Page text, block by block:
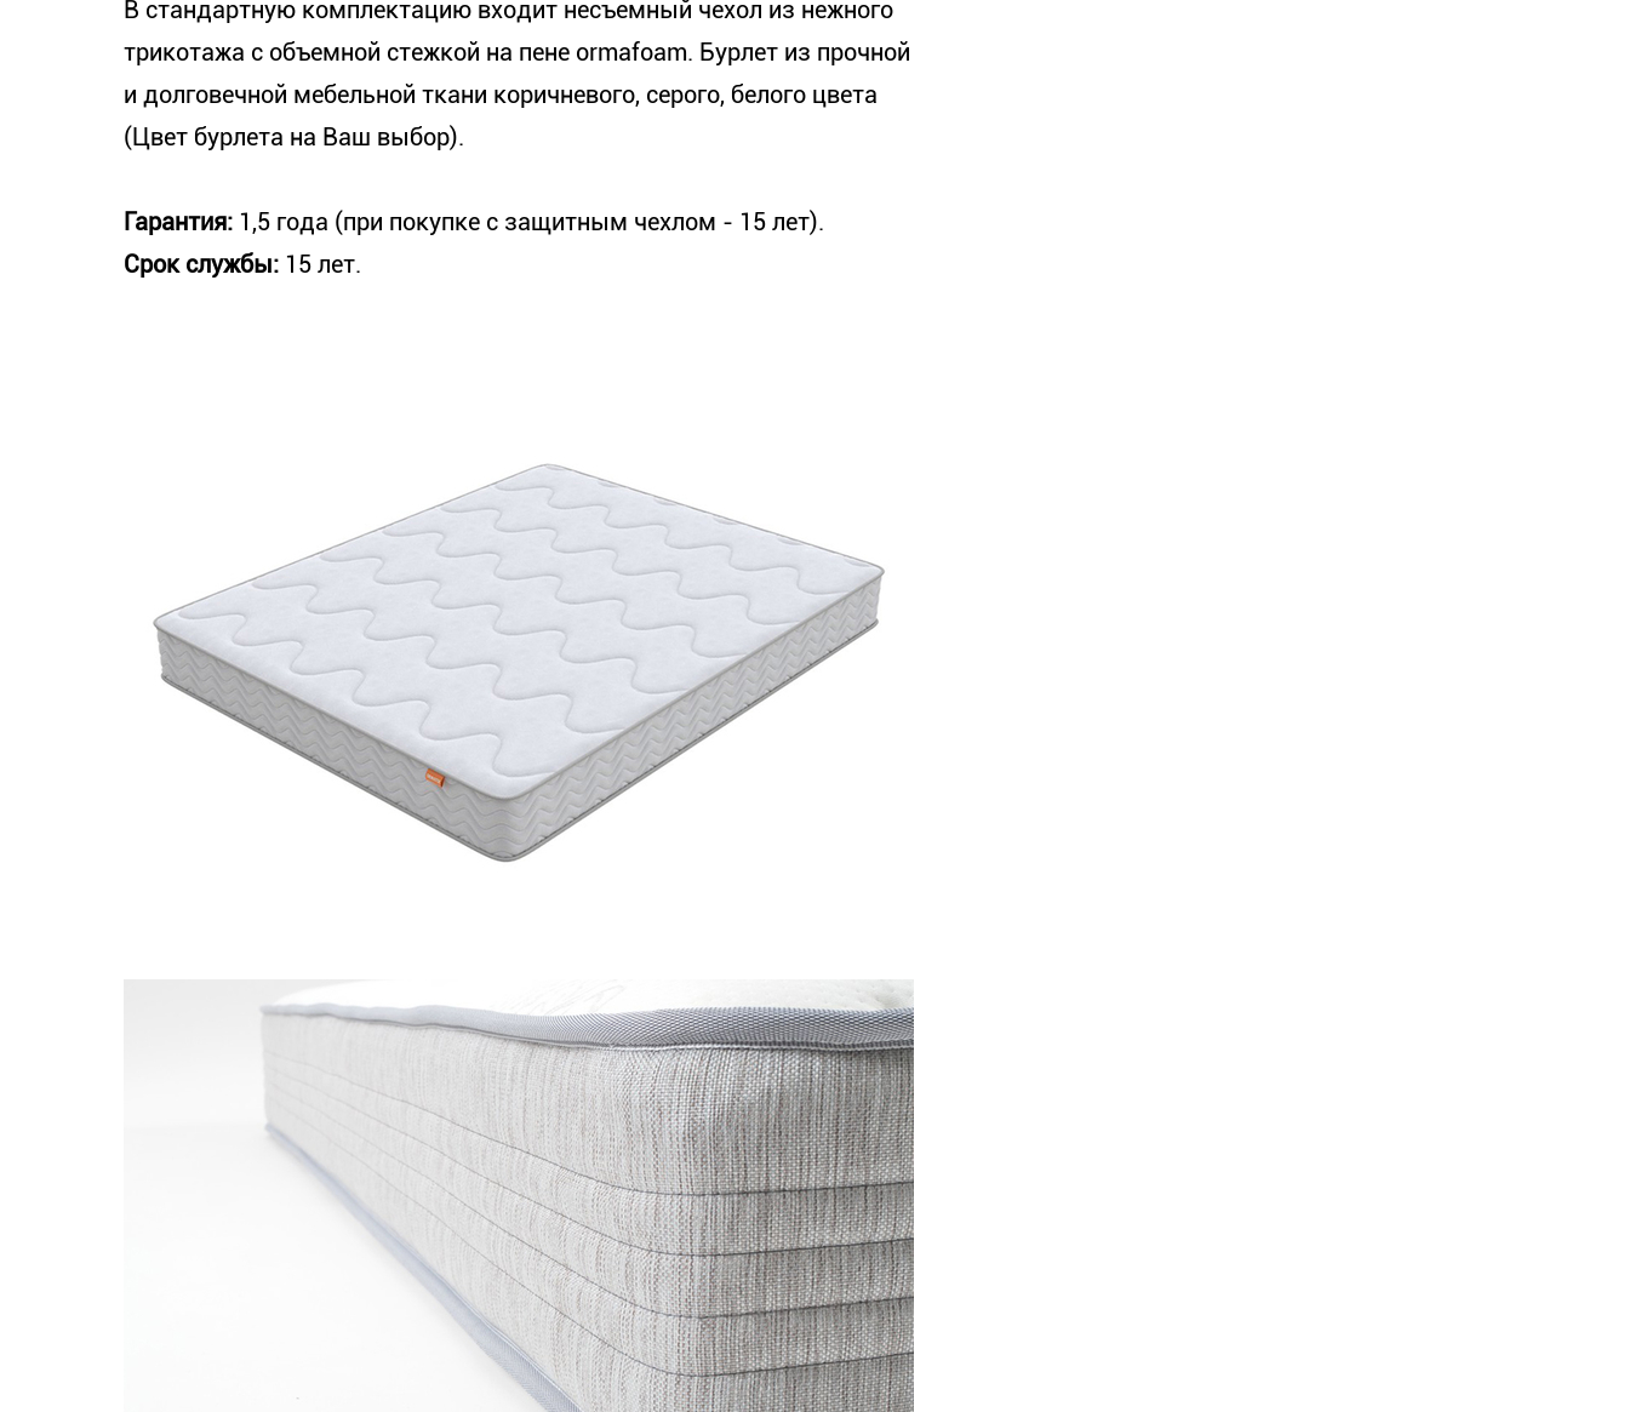
В стандартную комплектацию входит несъемный чехол из нежного
трикотажа с объемной стежкой на пене ormafoam. Бурлет из прочной
и долговечной мебельной ткани коричневого, серого, белого цвета
(Цвет бурлета на Ваш выбор).
Гарантия: 1,5 года (при покупке с защитным чехлом - 15 лет).
Срок службы: 15 лет.